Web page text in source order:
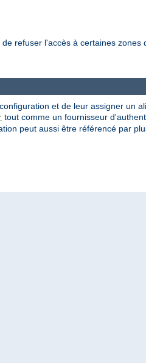
refuser l'accès à certaines
et de leur assigner un
tout comme un fournisseur
peut aussi être référencé par